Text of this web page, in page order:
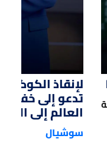
لإنقاذ
تدعو إلى
العالم إلى
سوشيال